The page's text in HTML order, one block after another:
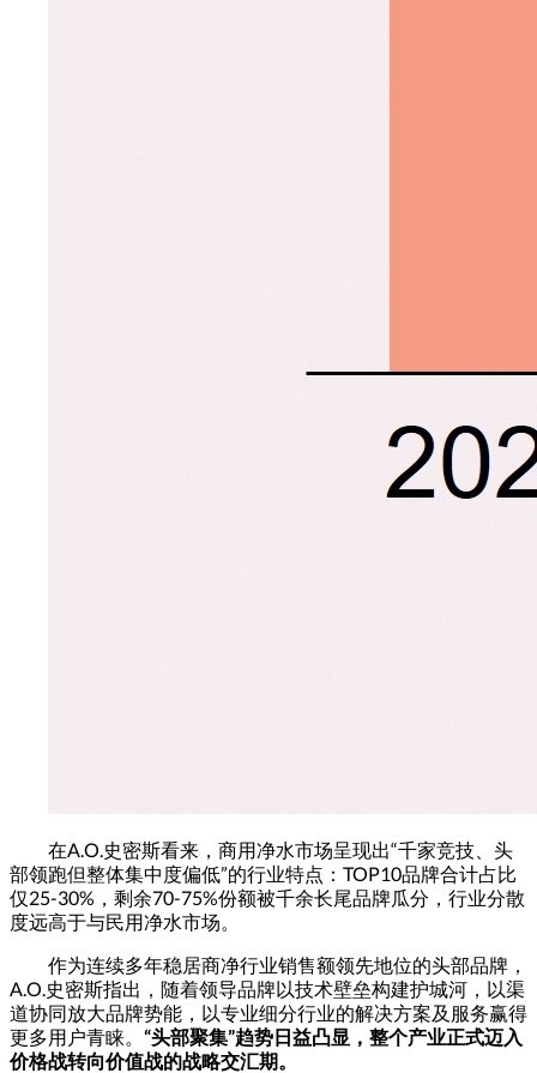
在A.O.史密斯看来，商用净水市场呈现出“千家竞技、头
部领跑但整体集中度偏低”的行业特点：TOP10品牌合计占比
仅25-30%，剩余70-75%份额被千余长尾品牌瓜分，行业分散
度远高于与民用净水市场。
作为连续多年稳居商净行业销售额领先地位的头部品牌，
A.O.史密斯指出，随着领导品牌以技术壁垒构建护城河，以渠
道协同放大品牌势能，以专业细分行业的解决方案及服务赢得
更多用户青睐。 “头部聚集”趋势日益凸显，整个产业正式迈入
价格战转向价值战的战略交汇期。